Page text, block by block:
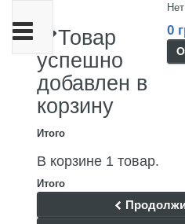
0
Товар
успешно
добавлен в
корзину
Итого
В корзине 1 товар.
Итого
Переключить
навигации